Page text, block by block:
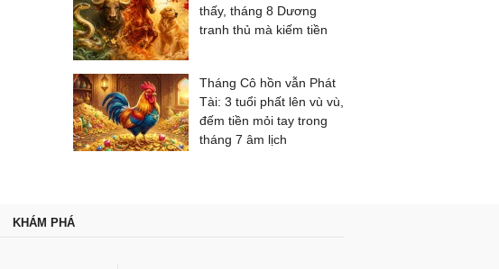
thấy, tháng 8 Dương
tranh thủ mà kiếm tiền
Tháng Cô hồn vẫn Phát
Tài: 3 tuổi phất lên vù vù,
đếm tiền mỏi tay trong
tháng 7 âm lịch
KHÁM PHÁ